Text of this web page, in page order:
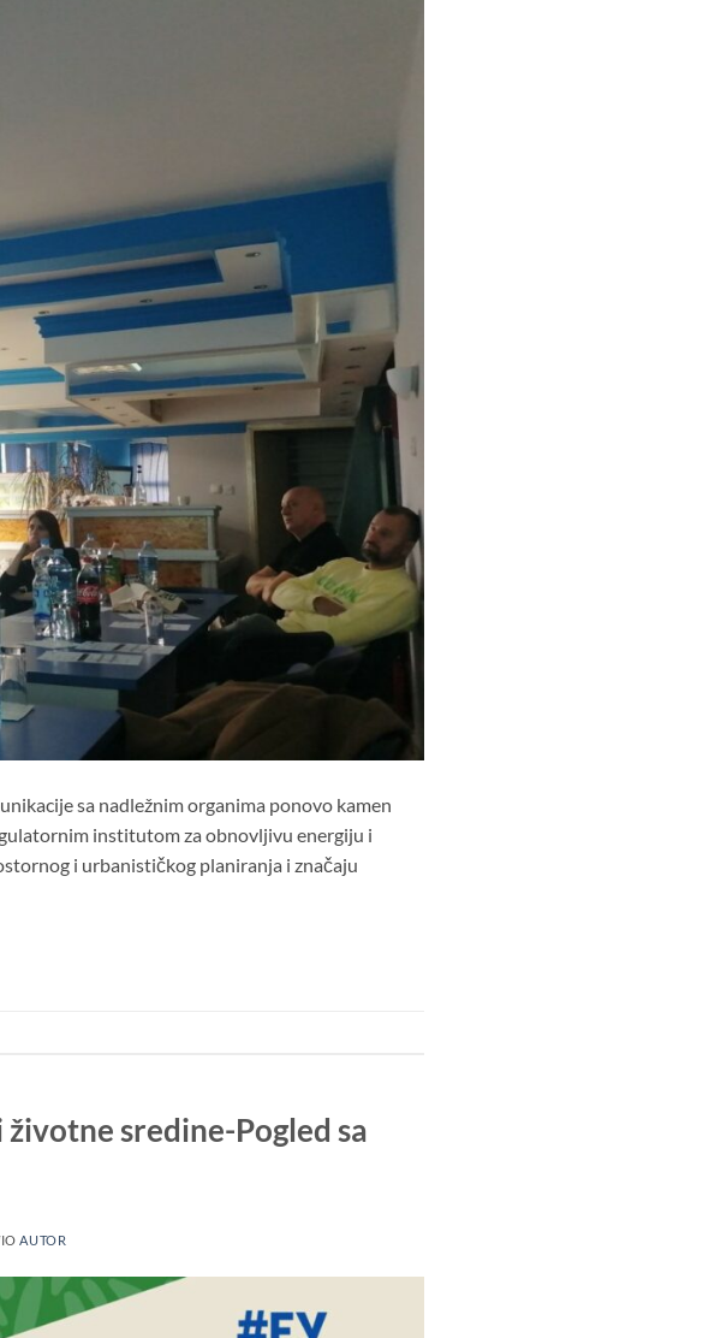
sa nadležnim organima ponovo kamen
institutom za obnovljivu energiju i
i urbanističkog planiranja i značaju
sredine-Pogled sa
AUTOR